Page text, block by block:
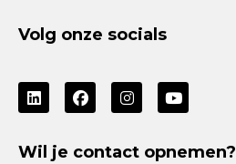
Volg onze socials
Wil je contact opnemen?